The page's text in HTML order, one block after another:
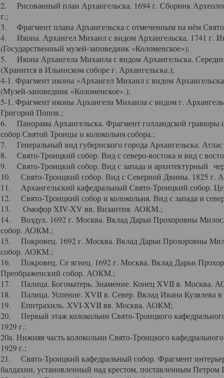
2. Рисованный план Архангельска. 1694 г. Сборник
г.;
3. Фрагмент плана Архангельска с отмеченным на нём
4. Икона. Архангел Михаил с видом Архангельска. 1741 г.
(Государственный музей-заповедник «Коломенское»);
5. Икона Архангела Михаила с видом Архангельска.
(Хранится в Ильинском соборе г. Архангельска.);
4-1. Фрагмент иконы «Архангел Михаил с видом
(Музей-заповедник «Коломенское».);
5-1. Фрагмент иконы Архангела Михаила с видом г.
Григорий Попов.;
6. Панорама Архангельска. Фрагмент голландской гравюры
собор Святой Троицы и колокольня собора.;
7. Генеральный вид губернского города Архангельска.
8. Свято-Троицкий собор. Вид с северо-востока и вид с
9. Свято-Троицкий собор. Вид с запада и архитектурный
10. Свято-Троицкий собор. Вид с Северной Двины. 1825 г.
11. Архангельский кафедральный Свято-Троицкий собор.
12. Свято-Троицкий собор и колокольня. Вид с запада и
13. Омофор XIV-XV вв. Византия. АОКМ.;
14. Воздух. 1692 г. Москва. Вклад Дарьи Прохоровны
собор. АОКМ.;
15. Покровец. 1692 г. Москва. Вклад Дарьи Прохоровны
собор. АОКМ.;
16. Покровец. Се ягнец. 1692 г. Москва. Вклад Дарьи
Преображенский собор. АОКМ.;
17. Палица. Богоматерь. Знамение. Конец XVII в. Москва.
18. Палица. Успение. XVII в. Север. Вклад Ивана Кузвлева в
19. Епитрахиль. XVI-XVII вв. Москва. АОКМ;
20. Первый этаж колокольни Свято-Троицкого
1929 г.;
20а. Нижняя часть колокольни Свято-Троицкого
1929 г.;
21. Свято-Троицкий кафедральный собор. Фрагмент
балдахин, установленный над крестом, поставленным